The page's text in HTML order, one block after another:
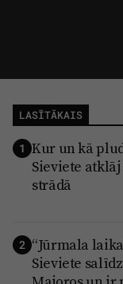
LASĪTĀKAIS
1 Kur un kā
Sieviete
strādā
2 “Jūrmala
Sieviete